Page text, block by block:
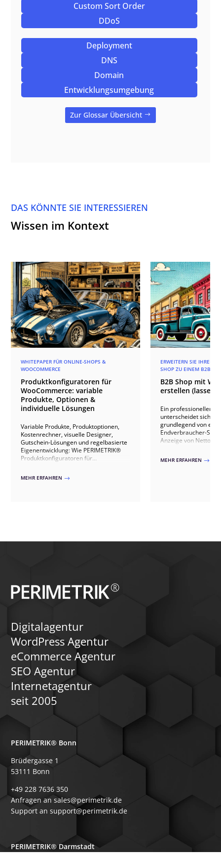
Custom Sort Order
DDoS
Deployment
DNS
Domain
Entwicklungsumgebung
Zur Glossar Übersicht
DAS KÖNNTE SIE INTERESSIEREN
Wissen im Kontext
WHITEPAPER FÜR ONLINE-SHOPS &
WOOCOMMERCE
Produktkonfiguratoren für
WooCommerce: variable
Produkte, Optionen &
individuelle Lösungen
Variable Produkte, Produktoptionen,
Kostenrechner, visuelle Designer,
Gutschein-Lösungen und regelbasierte
Eigenentwicklung: Wie PERIMETRIK®
Produktkonfiguratoren für
MEHR ERFAHREN $
ERWEITERN SIE IHREN
SHOP ZU EINEM B2B
B2B Shop mit
erstellen (lassen)
Ein professioneller
unterscheidet sich in
grundlegend von
Endverbraucher-
Anzeige von
mehrstufige
MEHR ERFAHREN $
Digitalagentur
WordPress Agentur
eCommerce Agentur
SEO Agentur
Internetagentur
seit 2005
PERIMETRIK® Bonn
Brüdergasse 1
53111 Bonn
+49 228 7636 350
Anfragen an sales@perimetrik.de
Support an support@perimetrik.de
PERIMETRIK® Darmstadt